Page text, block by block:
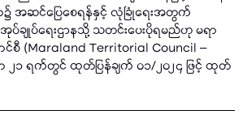
အဆင်ပြေစေရန်နှင့် လုံခြုံရေးအတွက်
ပ်ချုပ်ရေးဌာနသို့ သတင်းပေးပိုရမည်ဟု မရာ
င်စီ (Maraland Territorial Council –
၁ ရက်တွင် ထုတ်ပြန်ချက် ၀၁/၂၀၂၄ ဖြင့် ထုတ်